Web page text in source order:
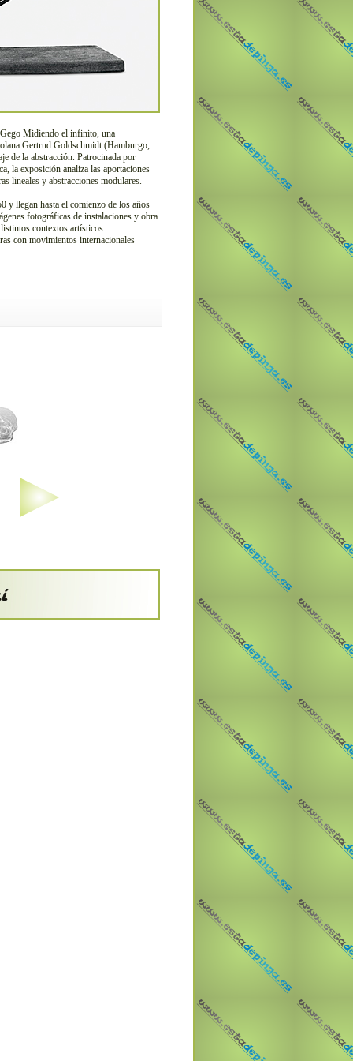
Midiendo el infinito, una
Gertrud Goldschmidt (Hamburgo,
de la abstracción. Patrocinada por
la exposición analiza las aportaciones
lineales y abstracciones modulares.
y llegan hasta el comienzo de los años
fotográficas de instalaciones y obra
contextos artísticos
con movimientos internacionales